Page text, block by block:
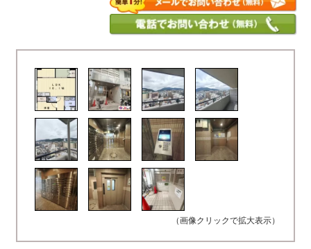
（画像クリックで拡大表示）